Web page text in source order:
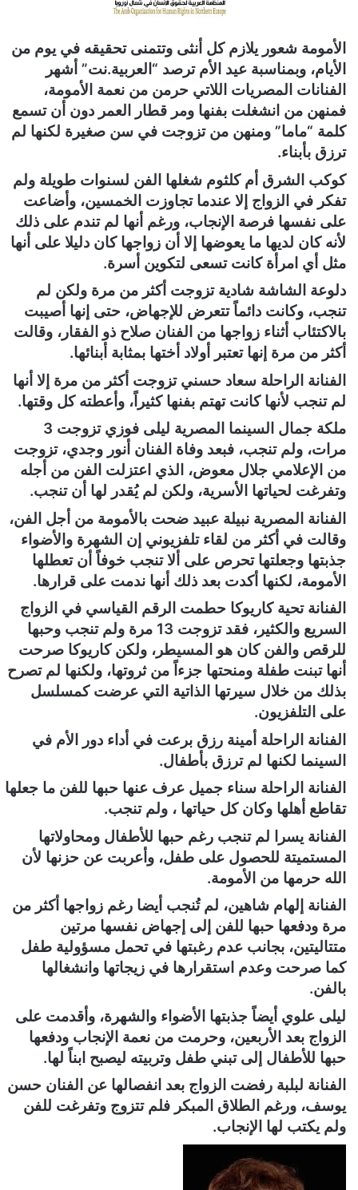
ل
ك
و
ي
ا
الأمومة شعور يلازم كل أنثى وتتمنى تحقيقه في يوم من
الأيام، وبمناسبة عيد الأم ترصد “العربية.نت” أشهر
الفنانات المصريات اللاتي حرمن من نعمة الأمومة،
فمنهن من انشغلت بفنها ومر قطار العمر دون أن تسمع
كلمة “ماما” ومنهن من تزوجت في سن صغيرة لكنها لم
ترزق بأبناء.
كوكب الشرق أم كلثوم شغلها الفن لسنوات طويلة ولم
تفكر في الزواج إلا عندما تجاوزت الخمسين، وأضاعت
على نفسها فرصة الإنجاب، ورغم أنها لم تندم على ذلك
لأنه كان لديها ما يعوضها إلا أن زواجها كان دليلا على أنها
مثل أي امرأة كانت تسعى لتكوين أسرة.
دلوعة الشاشة شادية تزوجت أكثر من مرة ولكن لم
تنجب، وكانت دائماً تتعرض للإجهاض، حتى إنها أصيبت
بالاكتئاب أثناء زواجها من الفنان صلاح ذو الفقار، وقالت
أكثر من مرة إنها تعتبر أولاد أختها بمثابة أبنائها.
الفنانة الراحلة سعاد حسني تزوجت أكثر من مرة إلا أنها
لم تنجب لأنها كانت تهتم بفنها كثيراً، وأعطته كل وقتها.
ملكة جمال السينما المصرية ليلى فوزي تزوجت 3
مرات، ولم تنجب، فبعد وفاة الفنان أنور وجدي، تزوجت
من الإعلامي جلال معوض، الذي اعتزلت الفن من أجله
وتفرغت لحياتها الأسرية، ولكن لم يُقدر لها أن تنجب.
الفنانة المصرية نبيلة عبيد ضحت بالأمومة من أجل الفن،
وقالت في أكثر من لقاء تلفزيوني إن الشهرة والأضواء
جذبتها وجعلتها تحرص على ألا تنجب خوفاً أن تعطلها
الأمومة، لكنها أكدت بعد ذلك أنها ندمت على قرارها.
الفنانة تحية كاريوكا حطمت الرقم القياسي في الزواج
السريع والكثير، فقد تزوجت 13 مرة ولم تنجب وحبها
للرقص والفن كان هو المسيطر، ولكن كاريوكا صرحت
أنها تبنت طفلة ومنحتها جزءاً من ثروتها، ولكنها لم تصرح
بذلك من خلال سيرتها الذاتية التي عرضت كمسلسل
على التلفزيون.
الفنانة الراحلة أمينة رزق برعت في أداء دور الأم في
السينما لكنها لم ترزق بأطفال.
الفنانة الراحلة سناء جميل عرف عنها حبها للفن ما جعلها
تقاطع أهلها وكان كل حياتها ، ولم تنجب.
الفنانة يسرا لم تنجب رغم حبها للأطفال ومحاولاتها
المستميتة للحصول على طفل، وأعربت عن حزنها لأن
الله حرمها من الأمومة.
الفنانة إلهام شاهين، لم تُنجب أيضا رغم زواجها أكثر من
مرة ودفعها حبها للفن إلى إجهاض نفسها مرتين
متتاليتين، بجانب عدم رغبتها في تحمل مسؤولية طفل
كما صرحت وعدم استقرارها في زيجاتها وانشغالها
بالفن.
ليلى علوي أيضاً جذبتها الأضواء والشهرة، وأقدمت على
الزواج بعد الأربعين، وحرمت من نعمة الإنجاب ودفعها
حبها للأطفال إلى تبني طفل وتربيته ليصبح ابناً لها.
الفنانة لبلبة رفضت الزواج بعد انفصالها عن الفنان حسن
يوسف، ورغم الطلاق المبكر فلم تتزوج وتفرغت للفن
ولم يكتب لها الإنجاب.